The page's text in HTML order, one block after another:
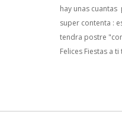
hay unas
super contenta :
tendra postre
Felices Fiestas a